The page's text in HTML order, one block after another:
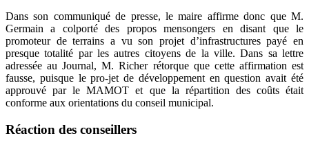
Dans son communiqué de presse, le maire affirme donc que M.
Germain a colporté des propos mensongers en disant que le
promoteur de terrains a vu son projet d’infrastructures payé en
presque totalité par les autres citoyens de la ville. Dans sa lettre
adressée au Journal, M. Richer rétorque que cette affirmation est
fausse, puisque le pro-jet de développement en question avait été
approuvé par le MAMOT et que la répartition des coûts était
conforme aux orientations du conseil municipal.
Réaction des conseillers